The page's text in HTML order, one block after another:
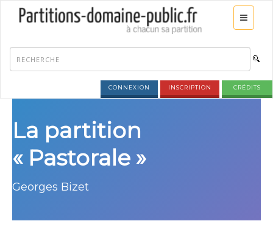
CONNEXION INSCRIPTION CRÉDITS
La partition
« Pastorale »
Georges Bizet